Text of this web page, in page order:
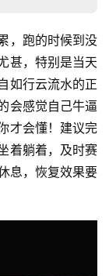
，跑的时候到没
甚，特别是当天
如行云流水的正
会感觉自己牛逼
才会懂！建议完
着躺着，及时赛
息，恢复效果要